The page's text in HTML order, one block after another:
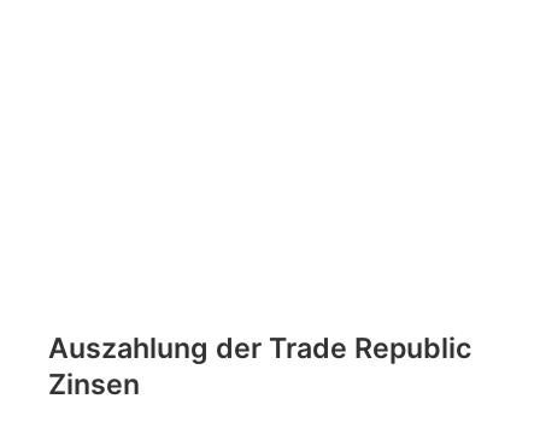
Auszahlung der Trade Republic
Zinsen